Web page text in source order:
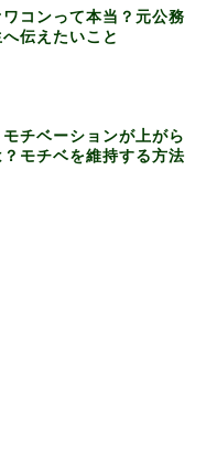
コンって本当？元公務
伝えたいこと
モチベーションが上がら
モチベを維持する方法